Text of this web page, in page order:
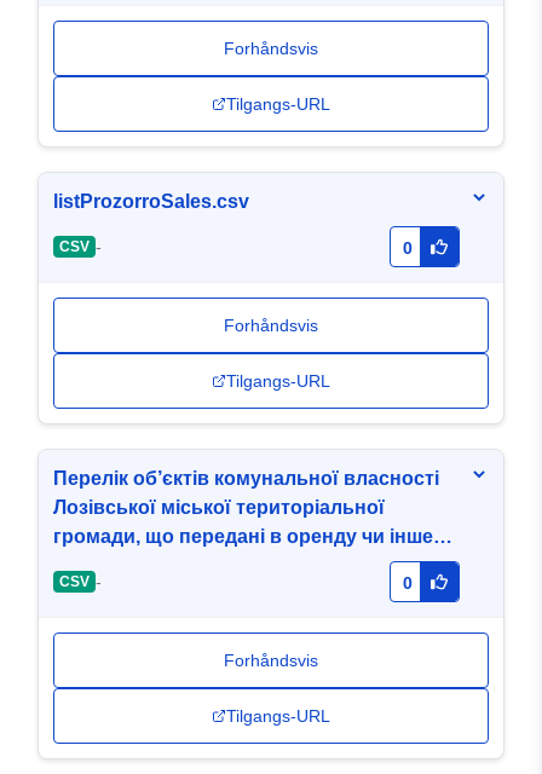
Forhåndsvis
Tilgangs-URL
listProzorroSales.csv
CSV - 0
Forhåndsvis
Tilgangs-URL
Перелік об’єктів комунальної власності
Лозівської міської територіальної
громади, що передані в оренду чи інше
CSV - 0
Forhåndsvis
Tilgangs-URL